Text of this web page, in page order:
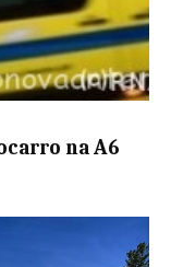
na A6